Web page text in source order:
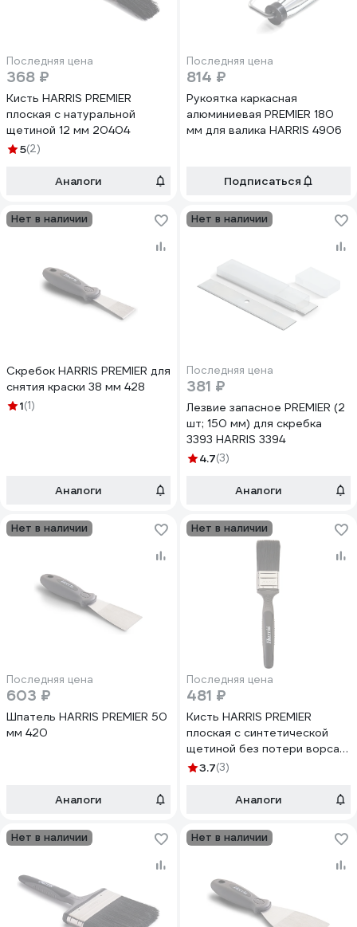
Последняя цена
368 ₽
Кисть HARRIS PREMIER
плоская с натуральной
щетиной 12 мм 20404
5(2)
Аналоги
Последняя цена
814 ₽
Рукоятка каркасная
алюминиевая PREMIER 180
мм для валика HARRIS 4906
Подписаться
Нет в наличии
Скребок HARRIS PREMIER для
снятия краски 38 мм 428
1(1)
Аналоги
Нет в наличии
Последняя цена
381 ₽
Лезвие запасное PREMIER (2
шт; 150 мм) для скребка
3393 HARRIS 3394
4.7(3)
Аналоги
Нет в наличии
Последняя цена
603 ₽
Шпатель HARRIS PREMIER 50
мм 420
Аналоги
Нет в наличии
Последняя цена
481 ₽
Кисть HARRIS PREMIER
плоская с синтетической
щетиной без потери ворса
38 мм 16114
3.7(3)
Аналоги
Нет в наличии Нет в наличии